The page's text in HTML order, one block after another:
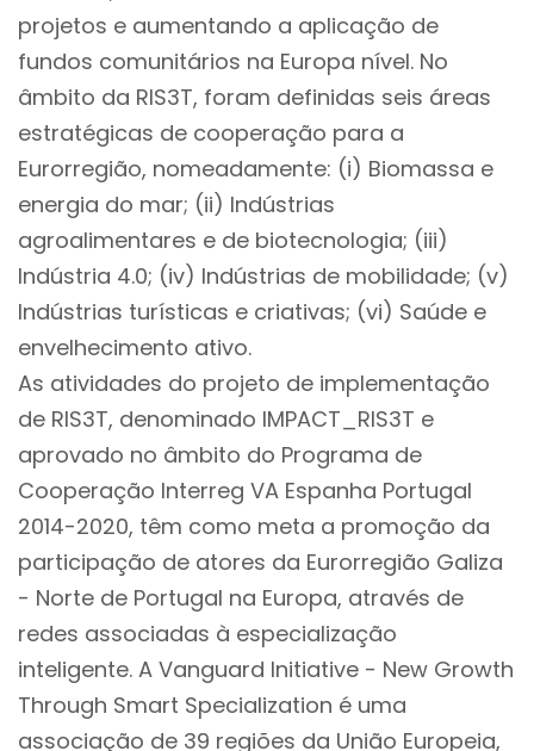
projetos e aumentando a aplicação de
fundos comunitários na Europa nível. No
âmbito da RIS3T, foram definidas seis áreas
estratégicas de cooperação para a
Eurorregião, nomeadamente: (i) Biomassa e
energia do mar; (ii) Indústrias
agroalimentares e de biotecnologia; (iii)
Indústria 4.0; (iv) Indústrias de mobilidade; (v)
Indústrias turísticas e criativas; (vi) Saúde e
envelhecimento ativo.
As atividades do projeto de implementação
de RIS3T, denominado IMPACT_RIS3T e
aprovado no âmbito do Programa de
Cooperação Interreg VA Espanha Portugal
2014-2020, têm como meta a promoção da
participação de atores da Eurorregião Galiza
- Norte de Portugal na Europa, através de
redes associadas à especialização
inteligente. A Vanguard Initiative - New Growth
Through Smart Specialization é uma
associação de 39 regiões da União Europeia,